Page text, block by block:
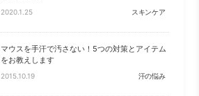
2020.1.25 スキンケア
マウスを手汗で汚さない！5つの対策とアイテム
をお教えします
2015.10.19 汗の悩み